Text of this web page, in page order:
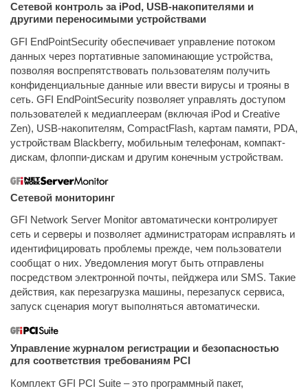
Сетевой контроль за iPod, USB-накопителями и
другими переносимыми устройствами
GFI EndPointSecurity обеспечивает управление потоком
данных через портативные запоминающие устройства,
позволяя воспрепятствовать пользователям получить
конфиденциальные данные или ввести вирусы и трояны в
сеть. GFI EndPointSecurity позволяет управлять доступом
пользователей к медиаплеерам (включая iPod и Creative
Zen), USB-накопителям, CompactFlash, картам памяти, PDA,
устройствам Blackberry, мобильным телефонам, компакт-
дискам, флоппи-дискам и другим конечным устройствам.
Сетевой мониторинг
GFI Network Server Monitor автоматически контролирует
сеть и серверы и позволяет администраторам исправлять и
идентифицировать проблемы прежде, чем пользователи
сообщат о них. Уведомления могут быть отправлены
посредством электронной почты, пейджера или SMS. Такие
действия, как перезагрузка машины, перезапуск сервиса,
запуск сценария могут выполняться автоматически.
Управление журналом регистрации и безопасностью
для соответствия требованиям PCI
Комплект GFI PCI Suite – это программный пакет,